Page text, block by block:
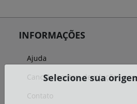
INFORMAÇÕES
Ajuda
Cancelamentos, devoluções e
Contato
Selecione sua